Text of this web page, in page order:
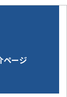
ページ